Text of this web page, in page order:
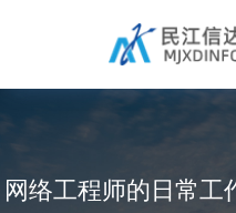
网络工程师的日常